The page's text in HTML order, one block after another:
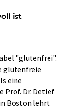
ist
"glutenfrei".
glutenfreie
eine
Prof. Dr. Detlef
in Boston lehrt